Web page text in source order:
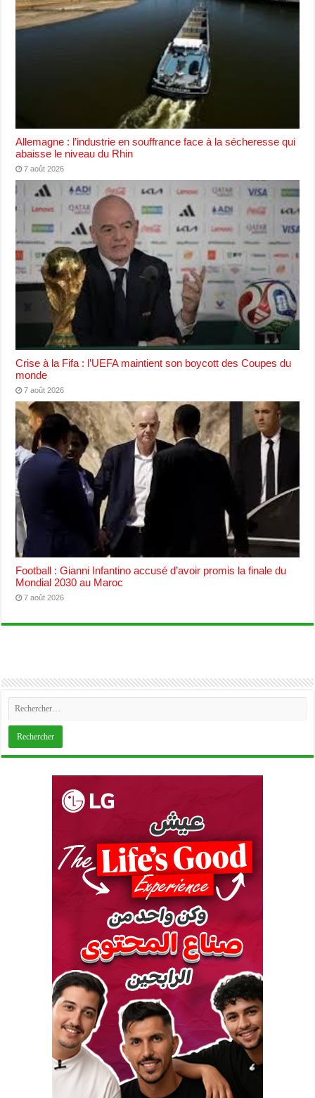
Allemagne : l’industrie en souffrance face à la sécheresse qui
abaisse le niveau du Rhin
7 août 2026
Crise à la Fifa : l’UEFA maintient son boycott des Coupes du
monde
7 août 2026
Football : Gianni Infantino accusé d’avoir promis la finale du
Mondial 2030 au Maroc
7 août 2026